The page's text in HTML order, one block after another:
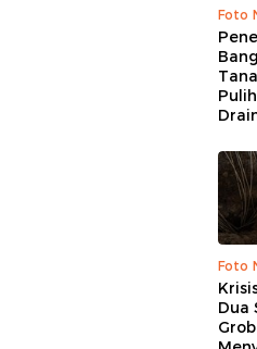
Foto
Foto
Dua